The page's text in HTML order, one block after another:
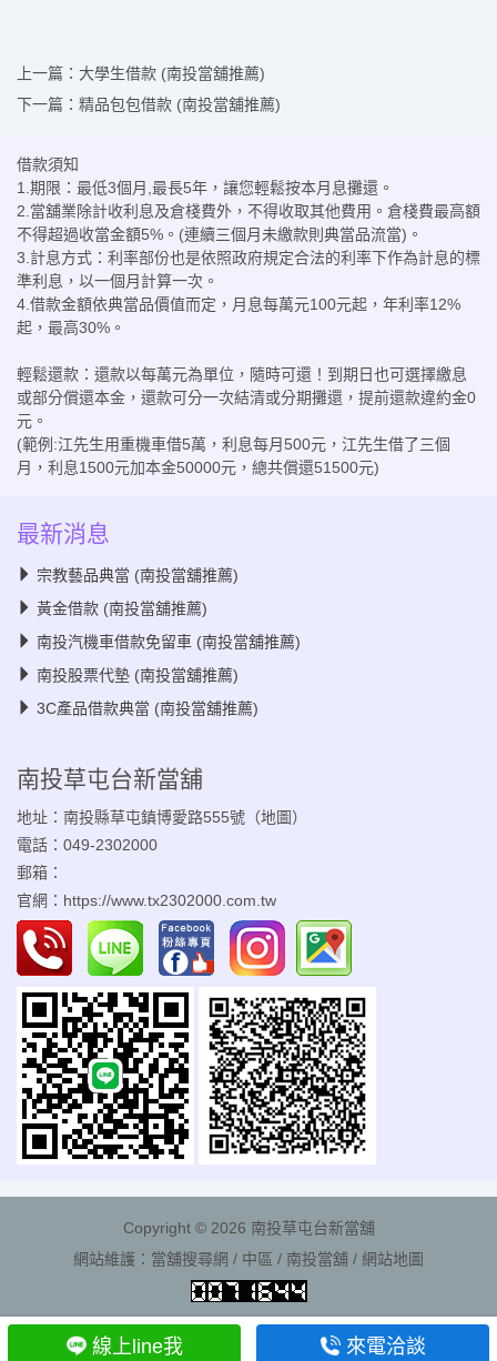
上一篇： 大學生借款 (南投當舖推薦)
下一篇： 精品包包借款 (南投當舖推薦)
借款須知
1.期限：最低3個月,最長5年，讓您輕鬆按本月息攤還。
2.當舖業除計收利息及倉棧費外，不得收取其他費用。倉棧費最高額
不得超過收當金額5%。(連續三個月未繳款則典當品流當)。
3.計息方式：利率部份也是依照政府規定合法的利率下作為計息的標
準利息，以一個月計算一次。
4.借款金額依典當品價值而定，月息每萬元100元起，年利率12%
起，最高30%。
輕鬆還款：還款以每萬元為單位，隨時可還！到期日也可選擇繳息
或部分償還本金，還款可分一次結清或分期攤還，提前還款違約金0
元。
(範例:江先生用重機車借5萬，利息每月500元，江先生借了三個
月，利息1500元加本金50000元，總共償還51500元)
最新消息
宗教藝品典當 (南投當舖推薦)
黃金借款 (南投當舖推薦)
南投汽機車借款免留車 (南投當舖推薦)
南投股票代墊 (南投當舖推薦)
3C產品借款典當 (南投當舖推薦)
南投草屯台新當舖
地址：南投縣草屯鎮博愛路555號（地圖）
電話：049-2302000
郵箱：
官網： https://www.tx2302000.com.tw
Copyright © 2026 南投草屯台新當舖
網站維護： 當舖搜尋網 / 中區 / 南投當舖 / 網站地圖
線上line我 來電洽談